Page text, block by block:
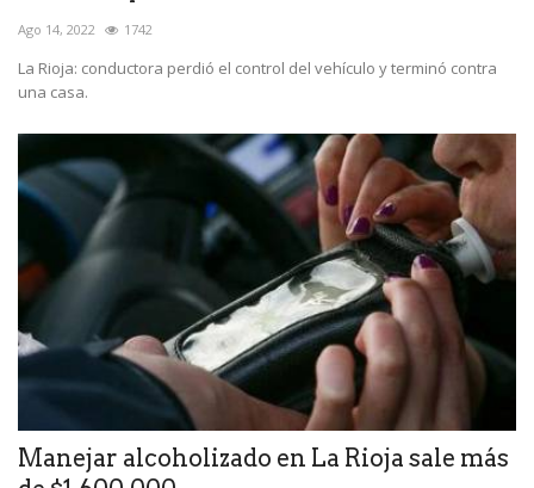
Ago 14, 2022 1742
La Rioja: conductora perdió el control del vehículo y terminó contra
una casa.
Manejar alcoholizado en La Rioja sale más